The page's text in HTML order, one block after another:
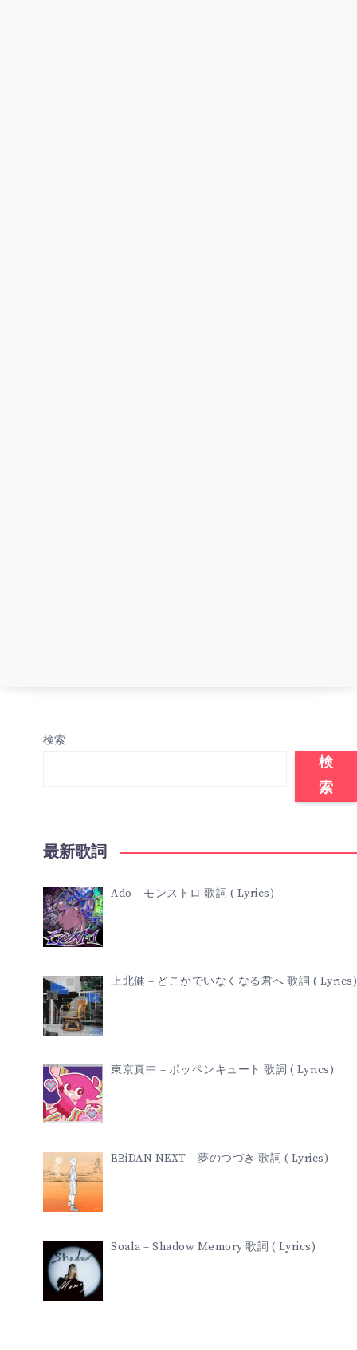
検索
検
索
最新歌詞
Ado – モンストロ 歌詞 ( Lyrics)
上北健 – どこかでいなくなる君へ 歌詞 ( Lyrics)
東京真中 – ポッペンキュート 歌詞 ( Lyrics)
EBiDAN NEXT – 夢のつづき 歌詞 ( Lyrics)
Soala – Shadow Memory 歌詞 ( Lyrics)